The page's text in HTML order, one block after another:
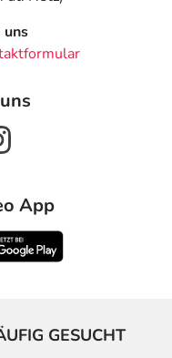
uns
App
GESUCHT